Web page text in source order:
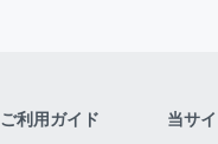
ご利用ガイド 当サ